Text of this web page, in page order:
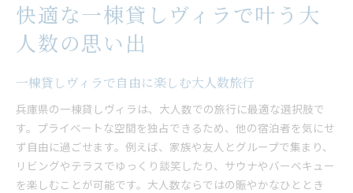
快適な一棟貸しヴィラで叶う大
人数の思い出
一棟貸しヴィラで自由に楽しむ大人数旅行
兵庫県の一棟貸しヴィラは、大人数での旅行に最適な選択肢で
す。プライベートな空間を独占できるため、他の宿泊者を気にせ
ず自由に過ごせます。例えば、家族や友人とグループで集まり、
リビングやテラスでゆっくり談笑したり、サウナやバーベキュー
を楽しむことが可能です。大人数ならではの賑やかなひととき